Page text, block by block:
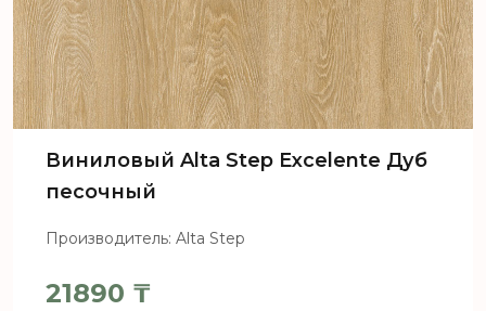
Виниловый Alta Step Excelente Дуб
песочный
Производитель: Alta Step
21890 ₸